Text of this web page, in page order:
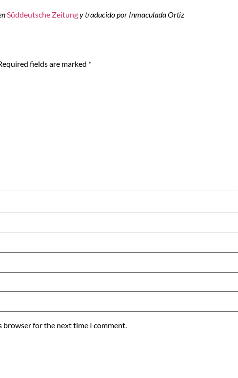
Süddeutsche Zeitungy traducido por Inmaculada Ortiz
fields are marked *
browser for the next time I comment.